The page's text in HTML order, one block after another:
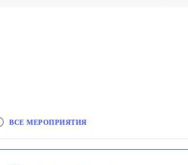
ВСЕ МЕРОПРИЯТИЯ